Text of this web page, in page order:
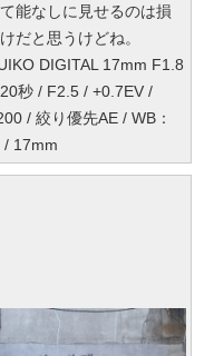
能なしに見せるのは損
だと思うけどね。
DIGITAL 17mm F1.8
秒 / F2.5 / +0.7EV /
/ 絞り優先AE / WB：
/ 17mm